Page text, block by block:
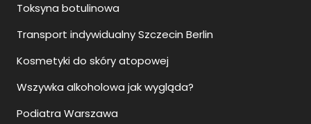
Toksyna botulinowa
Transport indywidualny Szczecin Berlin
Kosmetyki do skóry atopowej
Wszywka alkoholowa jak wygląda?
Podiatra Warszawa